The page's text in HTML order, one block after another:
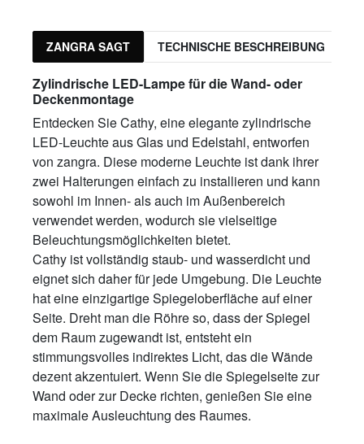
ZANGRA SAGT TECHNISCHE BESCHREIBUNG
Zylindrische LED-Lampe für die Wand- oder
Deckenmontage
Entdecken Sie Cathy, eine elegante zylindrische
LED-Leuchte aus Glas und Edelstahl, entworfen
von zangra. Diese moderne Leuchte ist dank ihrer
zwei Halterungen einfach zu installieren und kann
sowohl im Innen- als auch im Außenbereich
verwendet werden, wodurch sie vielseitige
Beleuchtungsmöglichkeiten bietet.
Cathy ist vollständig staub- und wasserdicht und
eignet sich daher für jede Umgebung. Die Leuchte
hat eine einzigartige Spiegeloberfläche auf einer
Seite. Dreht man die Röhre so, dass der Spiegel
dem Raum zugewandt ist, entsteht ein
stimmungsvolles indirektes Licht, das die Wände
dezent akzentuiert. Wenn Sie die Spiegelseite zur
Wand oder zur Decke richten, genießen Sie eine
maximale Ausleuchtung des Raumes.